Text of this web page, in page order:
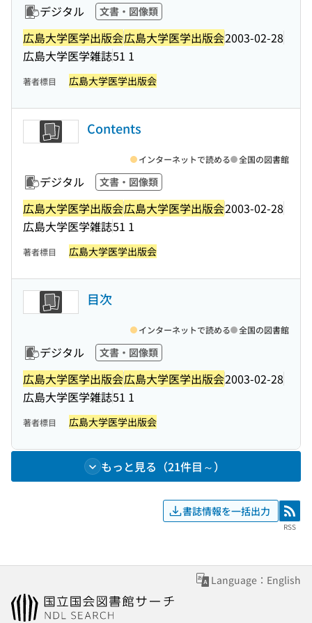
デジタル 文書・図像類
広島大学医学出版会広島大学医学出版会2003-02-28
広島大学医学雑誌51 1
著者標目 広島大学医学出版会
Contents
デジタル 文書・図像類
広島大学医学出版会広島大学医学出版会2003-02-28
広島大学医学雑誌51 1
インターネットで読める 全国の図書館
著者標目 広島大学医学出版会
目次
デジタル 文書・図像類
広島大学医学出版会広島大学医学出版会2003-02-28
広島大学医学雑誌51 1
インターネットで読める 全国の図書館
著者標目 広島大学医学出版会
もっと見る（21件目～）
書誌情報を一括出力 RSS
RSS
Language：English